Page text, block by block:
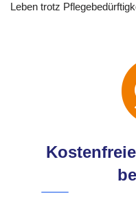
Leben trotz